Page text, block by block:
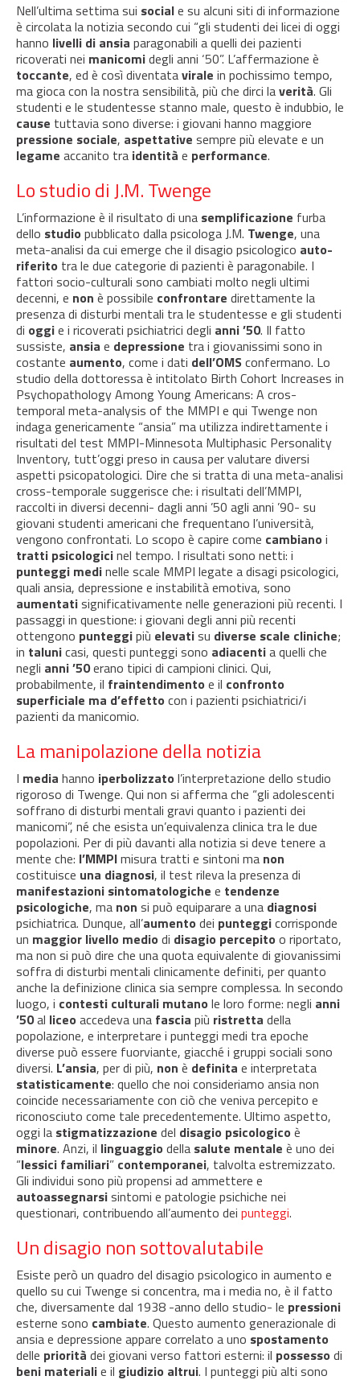
Nell’ultima settima sui sociale su alcuni siti di informazione
è circolata la notizia secondo cui “gli studenti dei licei di oggi
hanno livelli di ansia paragonabili a quelli dei pazienti
ricoverati nei manicomidegli anni ‘50”. L’affermazione è
toccante, ed è così diventatavirale in pochissimo tempo,
ma gioca con la nostra sensibilità, più che dirci laverità. Gli
studenti e le studentesse stanno male, questo è indubbio, le
cause tuttavia sono diverse: i giovani hanno maggiore
pressione sociale, aspettative sempre più elevate e un
legame accanito tra identità e performance.
Lo studio di J.M. Twenge
L’informazione è il risultato di una semplificazione furba
dello studio pubblicato dalla psicologa J.M. Twenge, una
meta-analisi da cui emerge che il disagio psicologico auto-
riferito tra le due categorie di pazienti è paragonabile. I
fattori socio-culturali sono cambiati molto negli ultimi
decenni, e non è possibile confrontare direttamente la
presenza di disturbi mentali tra le studentesse e gli studenti
di oggie i ricoverati psichiatrici degli anni ’50. Il fatto
sussiste, ansia e depressione tra i giovanissimi sono in
costante aumento, come i dati dell’OMSconfermano. Lo
studio della dottoressa è intitolato Birth Cohort Increases in
Psychopathology Among Young Americans: A cros-
temporal meta-analysis of the MMPI e qui Twenge non
indaga genericamente “ansia” ma utilizza indirettamente i
risultati del test MMPI-Minnesota Multiphasic Personality
Inventory, tutt’oggi preso in causa per valutare diversi
aspetti psicopatologici. Dire che si tratta di una meta-analisi
cross-temporale suggerisce che: i risultati dell’MMPI,
raccolti in diversi decenni- dagli anni ’50 agli anni ’90- su
giovani studenti americani che frequentano l’università,
vengono confrontati. Lo scopo è capire come cambiano i
tratti psicologicinel tempo. I risultati sono netti: i
punteggi medinelle scale MMPI legate a disagi psicologici,
quali ansia, depressione e instabilità emotiva, sono
aumentatisignificativamente nelle generazioni più recenti. I
passaggi in questione: i giovani degli anni più recenti
ottengono punteggipiù elevatisu diverse scale cliniche;
in talunicasi, questi punteggi sono adiacentia quelli che
negli anni ’50erano tipici di campioni clinici. Qui,
probabilmente, il fraintendimento e il confronto
superficiale ma d’effetto con i pazienti psichiatrici/i
pazienti da manicomio.
La manipolazione della notizia
I media hanno iperbolizzato l’interpretazione dello studio
rigoroso di Twenge. Qui non si afferma che “gli adolescenti
soffrano di disturbi mentali gravi quanto i pazienti dei
manicomi”, né che esista un’equivalenza clinica tra le due
popolazioni. Per di più davanti alla notizia si deve tenere a
mente che: l’MMPImisura tratti e sintoni ma non
costituisce una diagnosi, il test rileva la presenza di
manifestazioni sintomatologiche e tendenze
psicologiche, ma non si può equiparare a una diagnosi
psichiatrica. Dunque, all’aumento dei punteggicorrisponde
un maggior livello medio di disagio percepito o riportato,
ma non si può dire che una quota equivalente di giovanissimi
soffra di disturbi mentali clinicamente definiti, per quanto
anche la definizione clinica sia sempre complessa. In secondo
luogo, i contesti culturali mutano le loro forme: negli anni
’50al liceo accedeva una fascia più ristretta della
popolazione, e interpretare i punteggi medi tra epoche
diverse può essere fuorviante, giacché i gruppi sociali sono
diversi. L’ansia, per di più, non è definita e interpretata
statisticamente: quello che noi consideriamo ansia non
coincide necessariamente con ciò che veniva percepito e
riconosciuto come tale precedentemente. Ultimo aspetto,
oggi la stigmatizzazione del disagio psicologico è
minore. Anzi, il linguaggio della salute mentale è uno dei
“lessici familiari” contemporanei, talvolta estremizzato.
Gli individui sono più propensi ad ammettere e
autoassegnarsisintomi e patologie psichiche nei
questionari, contribuendo all’aumento dei punteggi.
Un disagio non sottovalutabile
Esiste però un quadro del disagio psicologico in aumento e
quello su cui Twenge si concentra, ma i media no, è il fatto
che, diversamente dal 1938 -anno dello studio- le pressioni
esterne sono cambiate. Questo aumento generazionale di
ansia e depressione appare correlato a uno spostamento
delle priorità dei giovani verso fattori esterni: il possesso di
beni materialie il giudizio altrui. I punteggi più alti sono